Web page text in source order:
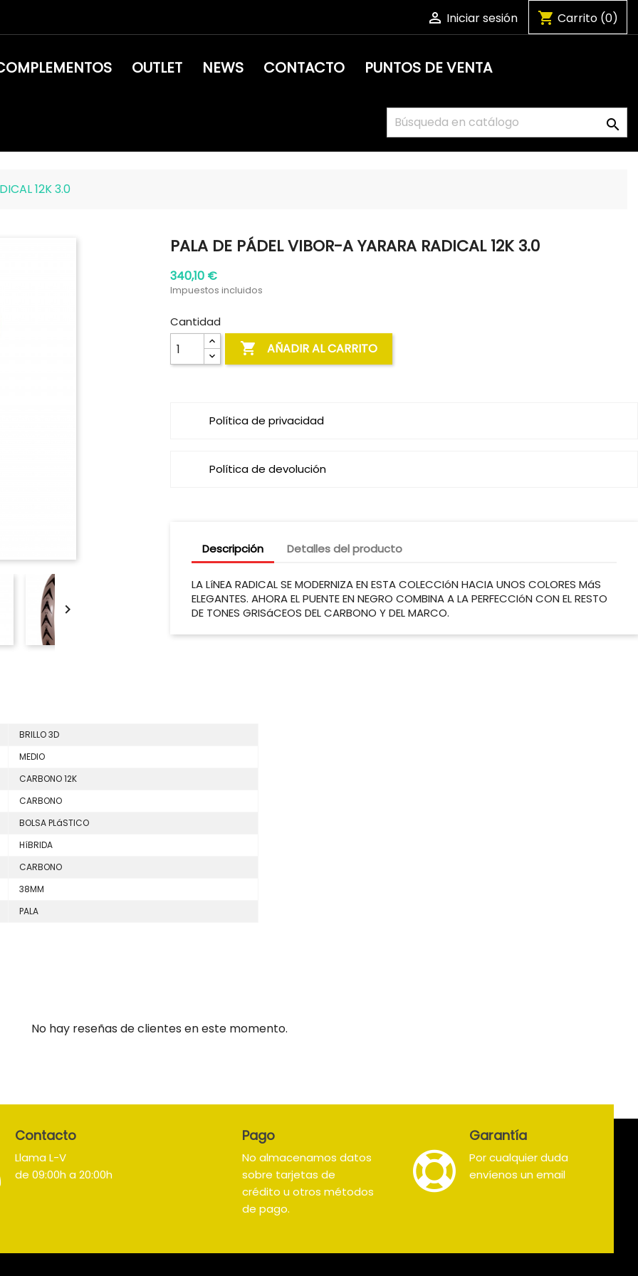
 Iniciar sesión shopping_cart Carrito (0)
OUTLET NEWS CONTACTO PUNTOS DE VENTA

12K 3.0

PALA DE PÁDEL VIBOR-A YARARA RADICAL 12K 3.0
340,10 €
Impuestos incluidos
Cantidad
 AÑADIR AL CARRITO
Política de privacidad
Política de devolución
Descripción Detalles del producto
LA LíNEA RADICAL SE MODERNIZA EN ESTA COLECCIóN HACIA UNOS COLORES MáS
ELEGANTES. AHORA EL PUENTE EN NEGRO COMBINA A LA PERFECCIóN CON EL RESTO
DE TONES GRISáCEOS DEL CARBONO Y DEL MARCO.
BRILLO 3D
MEDIO
CARBONO 12K
CARBONO
BOLSA PLáSTICO
HíBRIDA
CARBONO
38MM
PALA
No hay reseñas de clientes en este momento.
Contacto
Llama L-V
de 09:00h a 20:00h
Pago
No almacenamos datos
sobre tarjetas de
crédito u otros métodos
de pago.
Garantía
Por cualquier duda
envíenos un email